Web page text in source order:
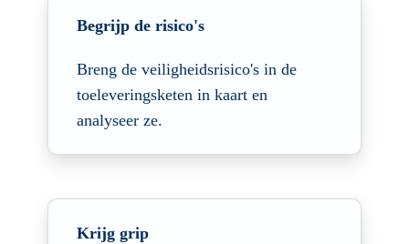
Begrijp de risico's
Breng de veiligheidsrisico's in de
toeleveringsketen in kaart en
analyseer ze.
Krijg grip